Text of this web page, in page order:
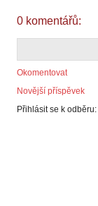
0 komentářů:
Okomentovat
Novější příspěvek
Přihlásit se k odběru: